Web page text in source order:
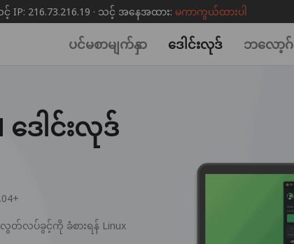
IP: 216.73.216.19 · သင့် အနေအထား: မကာကွယ်ထားပါ
ပင်မစာမျက်နှာ ဒေါင်းလုဒ် ဘလော့ဂ်
ေါင်းလုဒ်
လပ်ခွင့်ကို ခံစားရန် Linux